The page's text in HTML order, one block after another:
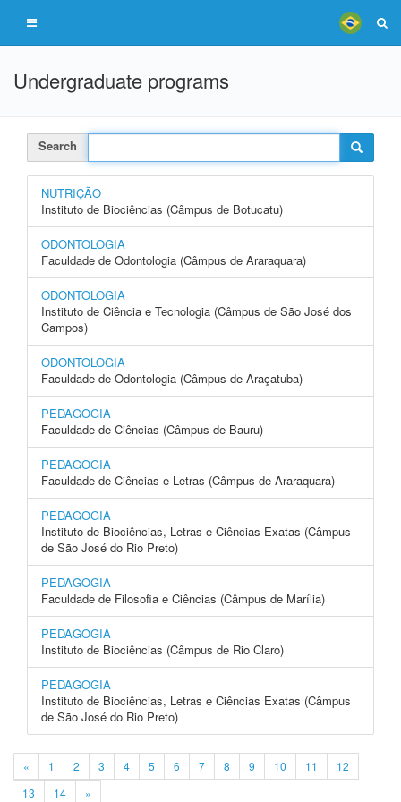
Undergraduate programs
Search
NUTRIÇÃO
Instituto de Biociências (Câmpus de Botucatu)
ODONTOLOGIA
Faculdade de Odontologia (Câmpus de Araraquara)
ODONTOLOGIA
Instituto de Ciência e Tecnologia (Câmpus de São José dos
Campos)
ODONTOLOGIA
Faculdade de Odontologia (Câmpus de Araçatuba)
PEDAGOGIA
Faculdade de Ciências (Câmpus de Bauru)
PEDAGOGIA
Faculdade de Ciências e Letras (Câmpus de Araraquara)
PEDAGOGIA
Instituto de Biociências, Letras e Ciências Exatas (Câmpus
de São José do Rio Preto)
PEDAGOGIA
Faculdade de Filosofia e Ciências (Câmpus de Marília)
PEDAGOGIA
Instituto de Biociências (Câmpus de Rio Claro)
PEDAGOGIA
Instituto de Biociências, Letras e Ciências Exatas (Câmpus
de São José do Rio Preto)
« 1 2 3 4 5 6 7 8 9 10 11
12
13
14 »